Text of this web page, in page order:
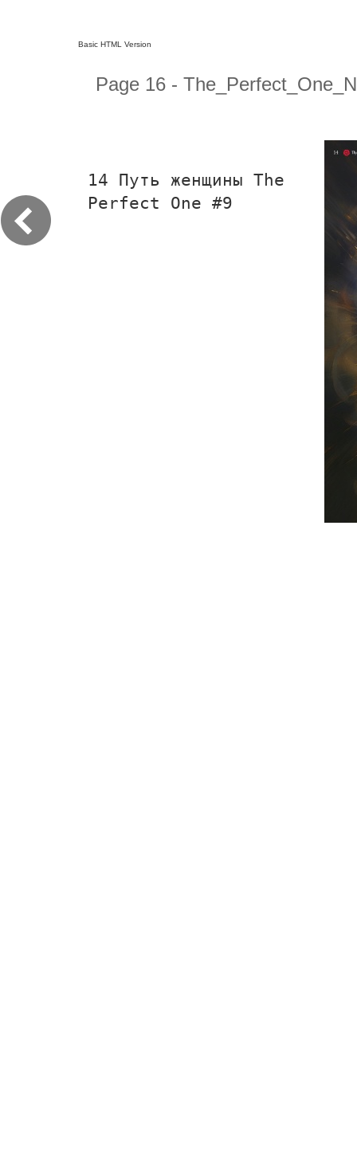
Basic HTML Version
Page 16 -
14 Путь женщины The
Perfect One #9